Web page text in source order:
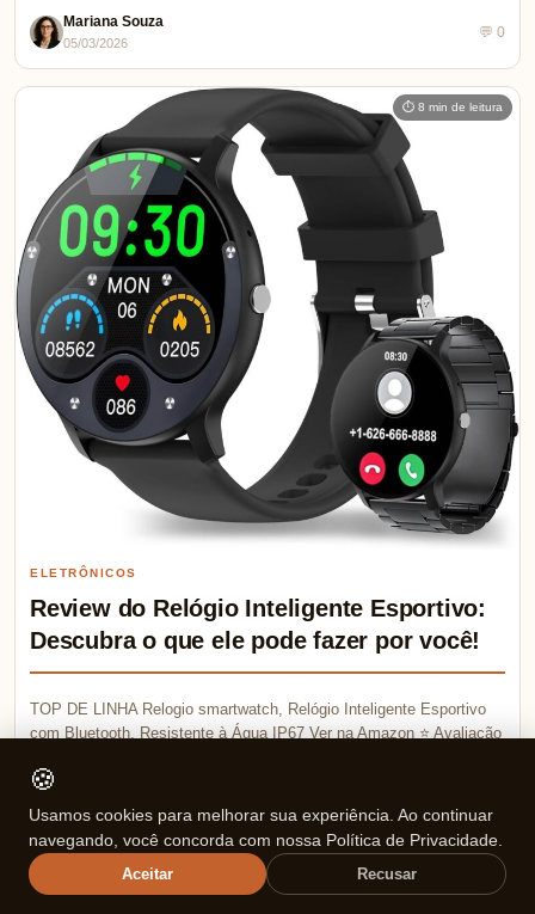
Mariana Souza
05/03/2026
💬 0
⏱ 8 min de leitura
ELETRÔNICOS
Review do Relógio Inteligente Esportivo:
Descubra o que ele pode fazer por você!
TOP DE LINHA Relogio smartwatch, Relógio Inteligente Esportivo
com Bluetooth, Resistente à Água IP67 Ver na Amazon ⭐ Avaliação
Mariana Souza
04/03/2026
💬 0
🍪
Usamos cookies para melhorar sua experiência. Ao continuar
navegando, você concorda com nossa Política de Privacidade.
Aceitar Recusar